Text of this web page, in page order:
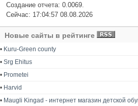
Создание отчета: 0.0069.
Сейчас: 17:04:57 08.08.2026
Новые сайты в рейтинге
• Kuru-Green county
• Srg Ehitus
• Prometei
• Harvid
• Maugli Kingad - интернет магазин детской